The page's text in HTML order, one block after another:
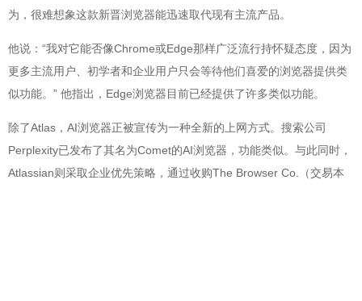
为，很难想象这款新晋浏览器能迅速取代现有主流产品。
他说：“我对它能否像Chrome或Edge那样广泛流行持怀疑态度，因为
更多主流用户、初学者和企业用户只会等待他们喜爱的浏览器提供类
似功能。” 他指出，Edge浏览器目前已经提供了许多类似功能。
除了Atlas，AI浏览器正被宣传为一种全新的上网方式。搜索公司
Perplexity已发布了其名为Comet的AI浏览器，功能类似。与此同时，
Atlassian则采取企业优先策略，通过收购The Browser Co.（交易本